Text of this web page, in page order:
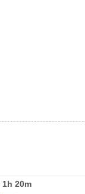
1h 20m